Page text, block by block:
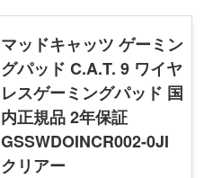
マッドキャッツ ゲーミン
グパッド C.A.T. 9 ワイヤ
レスゲーミングパッド 国
内正規品 2年保証
GSSWDOINCR002-0JI
クリアー